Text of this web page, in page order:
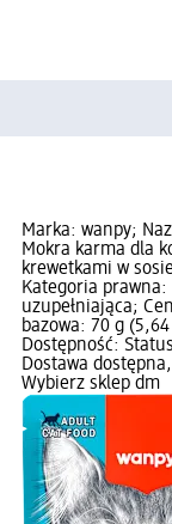
Marka: wanpy;
Mokra karma dla
krewetkami w
Kategoria prawna:
uzupełniająca;
bazowa: 70 g (5,64
Dostępność:
Dostawa
Wybierz sklep dm